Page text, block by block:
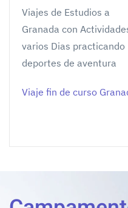
Viajes de Estudios a
Granada con
varios Dias practicando
deportes de aventura
Viaje fin de curso